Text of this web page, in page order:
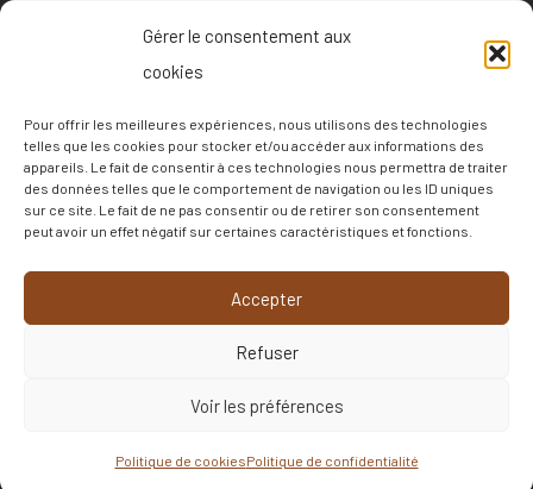
Gérer le consentement aux
cookies
Pour offrir les meilleures expériences, nous utilisons des technologies
telles que les cookies pour stocker et/ou accéder aux informations des
appareils. Le fait de consentir à ces technologies nous permettra de traiter
des données telles que le comportement de navigation ou les ID uniques
sur ce site. Le fait de ne pas consentir ou de retirer son consentement
peut avoir un effet négatif sur certaines caractéristiques et fonctions.
Accepter
Refuser
Voir les préférences
Politique de cookiesPolitique de confidentialité
Conditions de retour
Politique de confidentialité
Politique de cookies